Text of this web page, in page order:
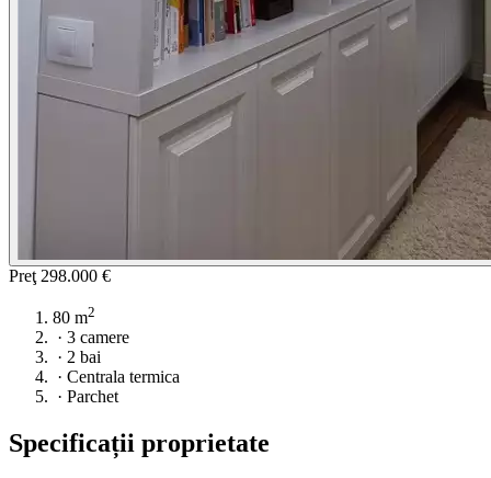
Preţ 298.000 €
80 m2
· 3 camere
· 2 bai
· Centrala termica
· Parchet
Specificații proprietate